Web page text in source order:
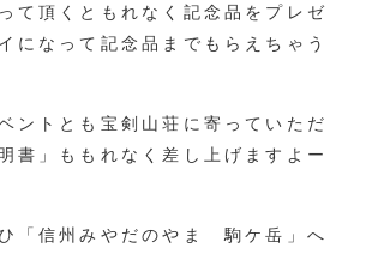
て頂くともれなく記念品をプレゼ
になって記念品までもらえちゃう
ントとも宝剣山荘に寄っていただ
書」ももれなく差し上げますよー
「信州みやだのやま 駒ケ岳」へ